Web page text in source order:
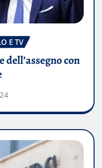
E TV
con